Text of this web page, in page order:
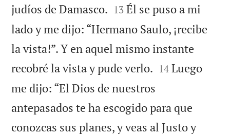
judíos de Damasco. 

13 Él se puso a mi
lado y me dijo: “Hermano Saulo, ¡recibe
la vista!”. Y en aquel mismo instante
recobré la vista y pude verlo. 

14 Luego
me dijo: “El Dios de nuestros
antepasados te ha escogido para que
conozcas sus planes, y veas al Justo y